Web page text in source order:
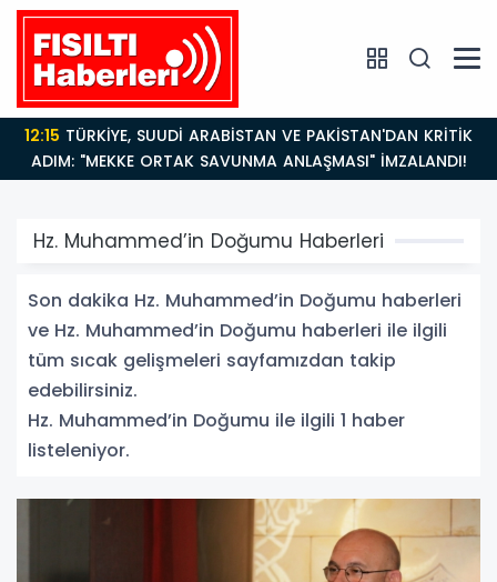
12:15
ADIM: "MEKKE ORTAK SAVUNMA ANLAŞMASI" İMZALANDI!
Hz. Muhammed’in Doğumu Haberleri
Son dakika Hz. Muhammed’in Doğumu haberleri
ve Hz. Muhammed’in Doğumu haberleri ile ilgili
tüm sıcak gelişmeleri sayfamızdan takip
edebilirsiniz.
Hz. Muhammed’in Doğumu ile ilgili 1 haber
listeleniyor.